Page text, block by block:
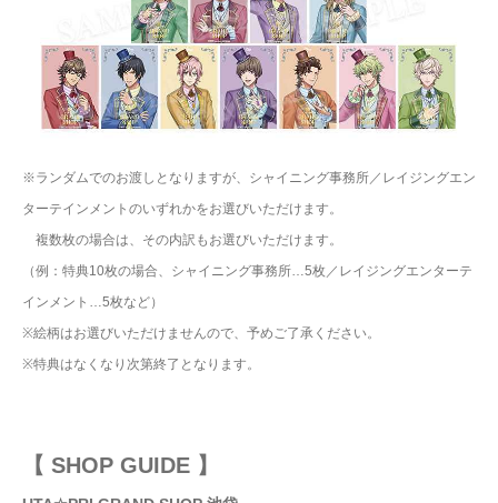
※ランダムでのお渡しとなりますが、シャイニング事務所／レイジングエン
ターテインメントのいずれかをお選びいただけます。
複数枚の場合は、その内訳もお選びいただけます。
（例：特典10枚の場合、シャイニング事務所…5枚／レイジングエンターテ
インメント…5枚など）
※絵柄はお選びいただけませんので、予めご了承ください。
※特典はなくなり次第終了となります。
【 SHOP GUIDE 】